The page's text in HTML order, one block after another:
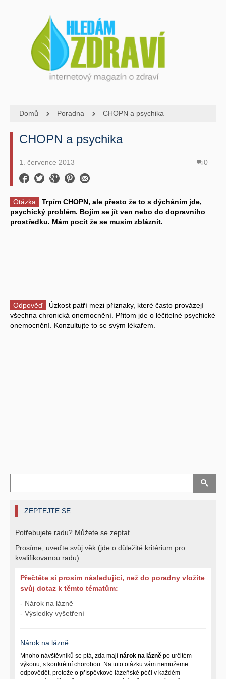
Domů Poradna CHOPN a psychika
CHOPN a psychika
1. července 2013 0
Otázka
Trpím CHOPN, ale přesto že to s dýcháním jde,
psychický problém. Bojím se jít ven nebo do dopravního
prostředku. Mám pocit že se musím zbláznit.
Odpověď
Úzkost patří mezi příznaky, které často provázejí
všechna chronická onemocnění. Přitom jde o léčitelné psychické
onemocnění. Konzultujte to se svým lékařem.
ZEPTEJTE SE
Potřebujete radu? Můžete se zeptat.
Prosíme, uveďte svůj věk (jde o důležité kritérium pro
kvalifikovanou radu).
Přečtěte si prosím následující, než do poradny vložíte
svůj dotaz k těmto tématům:
- Nárok na lázně
- Výsledky vyšetření
Nárok na lázně
Mnoho návštěvníků se ptá, zda mají nárok na lázně po určitém
výkonu, s konkrétní chorobou. Na tuto otázku vám nemůžeme
odpovědět, protože o příspěvkové lázeňské péči v každém